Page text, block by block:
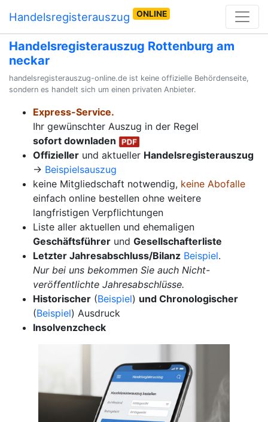
Handelsregisterauszug ONLINE
Handelsregisterauszug Rottenburg am
neckar
handelsregisterauszug-online.de ist keine offizielle Behördenseite,
sondern es handelt sich um einen privaten Anbieter.
Express-Service.
Ihr gewünschter Auszug in der Regel
sofort downladen
Offizieller und aktueller Handelsregisterauszug
→ Beispielsauszug
keine Mitgliedschaft notwendig, keine Abofalle
einfach online bestellen ohne weitere
langfristigen Verpflichtungen
Liste aller aktuellen und ehemaligen
Geschäftsführer und Gesellschafterliste
Letzter Jahresabschluss/Bilanz Beispiel.
Nur bei uns bekommen Sie auch Nicht-
veröffentlichte Jahresabschlüsse.
Historischer (Beispiel) und Chronologischer
(Beispiel) Ausdruck
Insolvenzcheck